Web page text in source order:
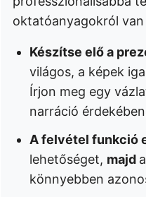
oktatóanyagokról
Készítse elő a
világos, a képek
Írjon meg egy
narráció
A felvétel funkció
lehetőséget, majd
könnyebben